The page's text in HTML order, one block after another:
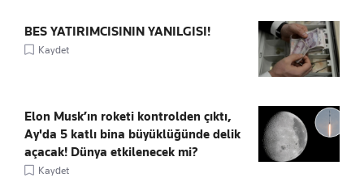
BES YATIRIMCISININ YANILGISI!
Kaydet
Elon Musk’ın roketi kontrolden çıktı,
Ay'da 5 katlı bina büyüklüğünde delik
açacak! Dünya etkilenecek mi?
Kaydet